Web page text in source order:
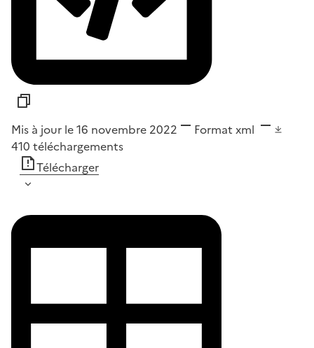
Mis à jour le 16 novembre 2022 Format xml
410 téléchargements
Télécharger